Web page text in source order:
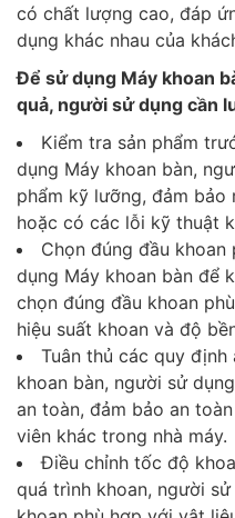
có chất lượng cao, đáp
dụng khác nhau của
Để sử dụng Máy khoan
quả, người sử dụng cần
Kiểm tra sản phẩm
dụng Máy khoan bàn,
phẩm kỹ lưỡng, đảm bảo
hoặc có các lỗi kỹ thuật
Chọn đúng đầu
dụng Máy khoan bàn để
chọn đúng đầu khoan
hiệu suất khoan và độ
Tuân thủ các quy định
khoan bàn, người sử
an toàn, đảm bảo an
viên khác trong nhà máy.
Điều chỉnh tốc độ
quá trình khoan, người